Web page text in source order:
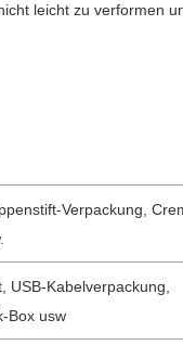
leicht zu verformen
Verpackung,
USB-Kabelverpackung,
Box usw